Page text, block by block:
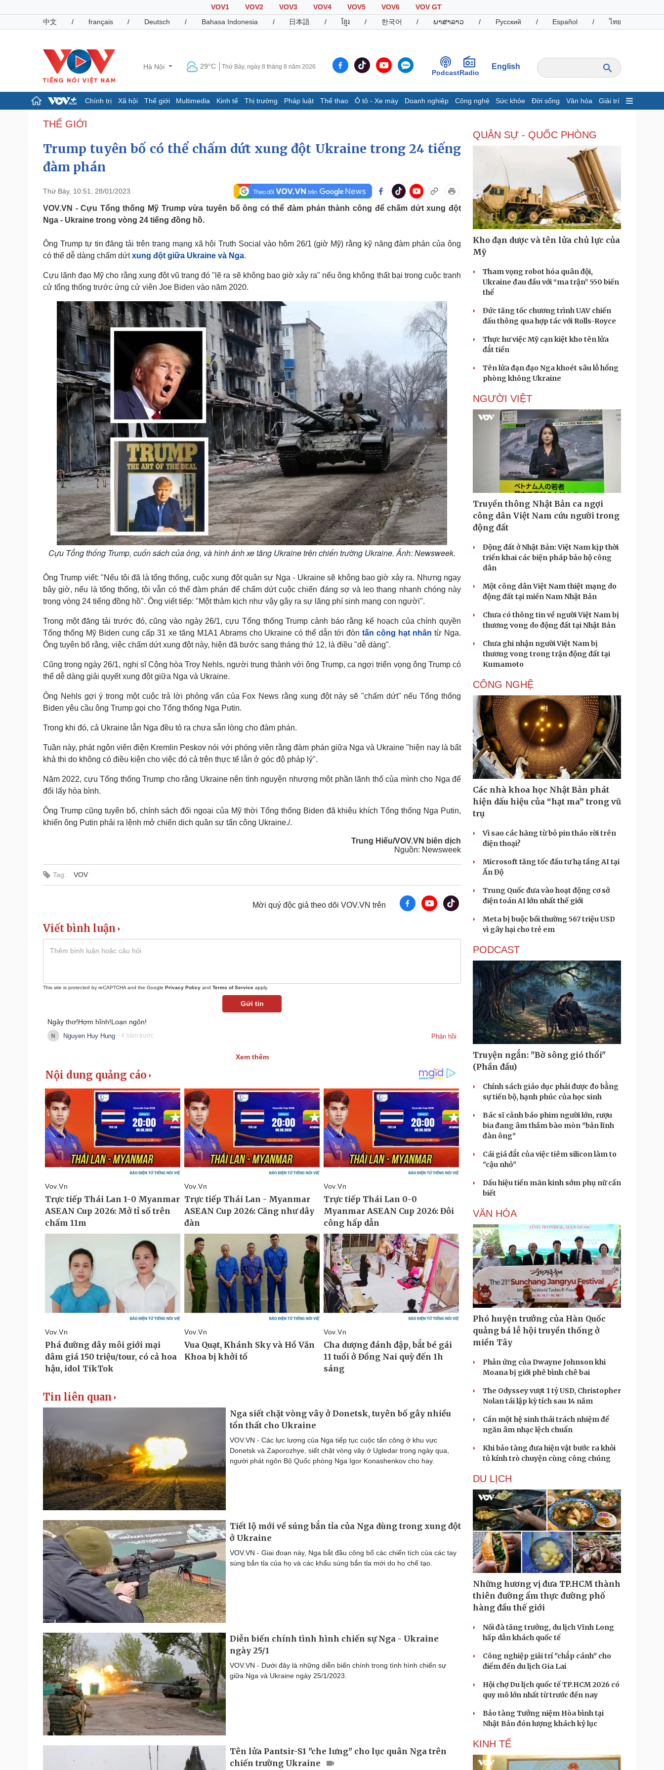
VOV1 VOV2 VOV3 VOV4 VOV5 VOV6
VOV GT
中文
/ français / Deutsch / Bahasa Indonesia / 日本語 / ខ្មែរ / 한국어 / ພາສາລາວ / Русский / Español / ไทย
Hà Nội 29°C Thứ Bảy, ngày 8 tháng 8 năm 2026
PodcastRadio
English
Chính trị Xã hội Thế giới Multimedia Kinh tế Thị trường Pháp luật Thể thao Ô tô - Xe máy Doanh nghiệp Công nghệ Sức khỏe Đời sống Văn hóa Giải trí
Chính trị
Tổ chức nhân sự
Quốc hội
Nhận diện sự thật
Dự báo thời tiết
Giáo dục
Cuộc sống đó đây
Hồ sơ
Ảnh
E-Magazine
Bất động sản
Khởi nghiệp
Giá vàng
Chứng khoán
Pháp luật
Vụ án
Tin nóng
Quân sự - Quốc phòng
Vũ khí
Việt Nam
Thể thao
eSports
Hậu trường
Ô tô - Xe máy
Doanh nghiệp
Thông tin doanh nghiệp
Doanh nghiệp 24h
Doanh nhân
Vì cộng đồng
Công nghệ
Sành điệu
Tin Công nghệ
Trải nghiệm
Sức khỏe
Dinh dưỡng - món ngon
Sản phụ khoa
Nhi khoa
Nam khoa
Làm đẹp - giảm cân
Phòng mạch online
Ăn sạch sống khỏe
Đời sống
Nhà đẹp
Tình yêu - Gia đình
Văn hóa
Sân khấu - Điện ảnh
Âm nhạc
Di sản
Giải trí
Du lịch
check-in
Podcast
Câu chuyện thời sự
Cửa sổ tình yêu
Kể chuyện cho bé
Cải chính
THẾ GIỚI
Trump tuyên bố có thể chấm dứt xung đột Ukraine trong 24 tiếng
đàm phán
Thứ Bảy, 10:51, 28/01/2023
VOV.VN - Cựu Tổng thống Mỹ Trump vừa tuyên bố ông có thể đàm phán thành công để chấm dứt xung đột
Nga - Ukraine trong vòng 24 tiếng đồng hồ.
Ông Trump tự tin đăng tải trên trang mạng xã hội Truth Social vào hôm 26/1 (giờ Mỹ) rằng kỹ năng đàm phán của ông
có thể dễ dàng chấm dứtxung đột giữa Ukraine và Nga.
Cựu lãnh đạo Mỹ cho rằng xung đột vũ trang đó "lẽ ra sẽ không bao giờ xảy ra" nếu ông không thất bại trong cuộc tranh
cử tổng thống trước ứng cử viên Joe Biden vào năm 2020.
Cựu Tổng thống Trump, cuốn sách của ông, và hình ảnh xe tăng Ukraine trên chiến trường Ukraine. Ảnh: Newsweek.
Ông Trump viết: "Nếu tôi đã là tổng thống, cuộc xung đột quân sự Nga - Ukraine sẽ không bao giờ xảy ra. Nhưng ngay
bây giờ, nếu là tổng thống, tôi vẫn có thể đàm phán để chấm dứt cuộc chiến đáng sợ và leo thang nhanh chóng này
trong vòng 24 tiếng đồng hồ". Ông viết tiếp: "Một thảm kịch như vậy gây ra sự lãng phí sinh mạng con người".
Trong một đăng tải trước đó, cũng vào ngày 26/1, cựu Tổng thống Trump cảnh báo rằng kế hoạch của chính quyền
Tổng thống Mỹ Biden cung cấp 31 xe tăng M1A1 Abrams cho Ukraine có thể dẫn tới đòntấn công hạt nhân từ Nga.
Ông tuyên bố rằng, việc chấm dứt xung đột này, hiện đã bước sang tháng thứ 12, là điều "dễ dàng".
Cũng trong ngày 26/1, nghị sĩ Cộng hòa Troy Nehls, người trung thành với ông Trump, ca ngợi triển vọng ông Trump có
thể dễ dàng giải quyết xung đột giữa Nga và Ukraine.
Ông Nehls gợi ý trong một cuộc trả lời phỏng vấn của Fox News rằng xung đột này sẽ "chấm dứt" nếu Tổng thống
Biden yêu cầu ông Trump gọi cho Tổng thống Nga Putin.
Trong khi đó, cả Ukraine lẫn Nga đều tỏ ra chưa sẵn lòng cho đàm phán.
Tuần này, phát ngôn viên điện Kremlin Peskov nói với phóng viên rằng đàm phán giữa Nga và Ukraine "hiện nay là bất
khả thi do không có điều kiện cho việc đó cả trên thực tế lẫn ở góc độ pháp lý".
Năm 2022, cựu Tổng thống Trump cho rằng Ukraine nên tình nguyện nhượng một phần lãnh thổ của mình cho Nga để
đổi lấy hòa bình.
Ông Trump cũng tuyên bố, chính sách đối ngoại của Mỹ thời Tổng thống Biden đã khiêu khích Tổng thống Nga Putin,
khiến ông Putin phải ra lệnh mở chiến dịch quân sự tấn công Ukraine./.
Trung Hiếu/VOV.VN biên dịch
Nguồn: Newsweek
Tag: VOV
Mời quý độc giả theo dõi VOV.VN trên
Viết bình luận
This site is protected by reCAPTCHA and the Google Privacy Policy and Terms of Service apply.
Gửi tin
Ngây thơ!Hợm hĩnh!Loạn ngôn!
Nguyen Huy Hung - 4 năm trước Phản hồi
Xem thêm
Tin liên quan
Nga siết chặt vòng vây ở Donetsk, tuyên bố gây nhiều
tổn thất cho Ukraine
VOV.VN - Các lực lượng của Nga tiếp tục cuộc tấn công ở khu vực
Donetsk và Zaporozhye, siết chặt vòng vây ở Ugledar trong ngày qua,
người phát ngôn Bộ Quốc phòng Nga Igor Konashenkov cho hay.
Tiết lộ mới về súng bắn tỉa của Nga dùng trong xung đột
ở Ukraine
VOV.VN - Giai đoạn này, Nga bắt đầu công bố các chiến tích của các tay
súng bắn tỉa của họ và các khẩu súng bắn tỉa mới do họ chế tạo.
Diễn biến chính tình hình chiến sự Nga - Ukraine
ngày 25/1
VOV.VN - Dưới đây là những diễn biến chính trong tình hình chiến sự
giữa Nga và Ukraine ngày 25/1/2023.
Tên lửa Pantsir-S1 "che lưng" cho lục quân Nga trên
chiến trường Ukraine
QUÂN SỰ - QUỐC PHÒNG
Kho đạn dược và tên lửa chủ lực của
Mỹ
Tham vọng robot hóa quân đội,
Ukraine đau đầu với “ma trận” 550 biến
thể
Đức tăng tốc chương trình UAV chiến
đấu thông qua hợp tác với Rolls-Royce
Thực hư việc Mỹ cạn kiệt kho tên lửa
đắt tiền
Tên lửa đạn đạo Nga khoét sâu lỗ hổng
phòng không Ukraine
NGƯỜI VIỆT
Truyền thông Nhật Bản ca ngợi
công dân Việt Nam cứu người trong
động đất
Động đất ở Nhật Bản: Việt Nam kịp thời
triển khai các biện pháp bảo hộ công
dân
Một công dân Việt Nam thiệt mạng do
động đất tại miền Nam Nhật Bản
Chưa có thông tin về người Việt Nam bị
thương vong do động đất tại Nhật Bản
Chưa ghi nhận người Việt Nam bị
thương vong trong trận động đất tại
Kumamoto
CÔNG NGHỆ
Các nhà khoa học Nhật Bản phát
hiện dấu hiệu của “hạt ma” trong vũ
trụ
Vì sao các hãng từ bỏ pin tháo rời trên
điện thoại?
Microsoft tăng tốc đầu tư hạ tầng AI tại
Ấn Độ
Trung Quốc đưa vào hoạt động cơ sở
điện toán AI lớn nhất thế giới
Meta bị buộc bồi thường 567 triệu USD
vì gây hại cho trẻ em
PODCAST
Truyện ngắn: "Bờ sông gió thổi"
(Phần đầu)
Chính sách giáo dục phải được đo bằng
sự tiến bộ, hạnh phúc của học sinh
Bác sĩ cảnh báo phim người lớn, rượu
bia đang âm thầm bào mòn "bản lĩnh
đàn ông"
Cái giá đắt của việc tiêm silicon làm to
"cậu nhỏ"
Dấu hiệu tiền mãn kinh sớm phụ nữ cần
biết
VĂN HÓA
Phó huyện trưởng của Hàn Quốc
quảng bá lễ hội truyền thống ở
miền Tây
Phản ứng của Dwayne Johnson khi
Moana bị giới phê bình chê bai
The Odyssey vượt 1 tỷ USD, Christopher
Nolan tái lập kỳ tích sau 14 năm
Cần một hệ sinh thái trách nhiệm để
ngăn âm nhạc lệch chuẩn
Khi bảo tàng đưa hiện vật bước ra khỏi
tủ kính trò chuyện cùng công chúng
DU LỊCH
Những hương vị đưa TP.HCM thành
thiên đường ẩm thực đường phố
hàng đầu thế giới
Nối đà tăng trưởng, du lịch Vĩnh Long
hấp dẫn khách quốc tế
Công nghiệp giải trí "chắp cánh" cho
điểm đến du lịch Gia Lai
Hội chợ Du lịch quốc tế TP.HCM 2026 có
quy mô lớn nhất từ trước đến nay
Bảo tàng Tưởng niệm Hòa bình tại
Nhật Bản đón lượng khách kỷ lục
KINH TẾ